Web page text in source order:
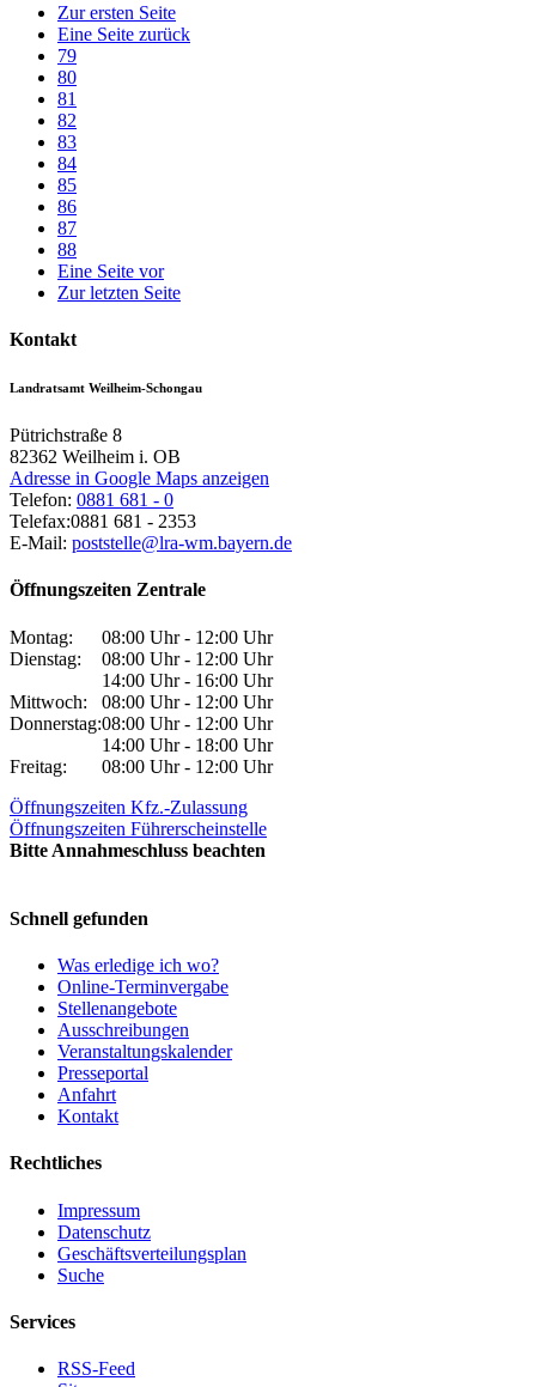
Zur ersten Seite
Eine Seite zurück
79
80
81
82
83
84
85
86
87
88
Eine Seite vor
Zur letzten Seite
Kontakt
Landratsamt Weilheim-Schongau
Pütrichstraße 8
82362 Weilheim i. OB
Adresse in Google Maps anzeigen
Telefon: 0881 681 - 0
Telefax:0881 681 - 2353
E-Mail: poststelle@lra-wm.bayern.de
Öffnungszeiten Zentrale
Montag:
08:00 Uhr - 12:00 Uhr
Dienstag:
08:00 Uhr - 12:00 Uhr
14:00 Uhr - 16:00 Uhr
Mittwoch:
08:00 Uhr - 12:00 Uhr
Donnerstag:08:00 Uhr - 12:00 Uhr
14:00 Uhr - 18:00 Uhr
Freitag:
08:00 Uhr - 12:00 Uhr
Öffnungszeiten Kfz.-Zulassung
Öffnungszeiten Führerscheinstelle
Bitte Annahmeschluss beachten
Schnell gefunden
Was erledige ich wo?
Online-Terminvergabe
Stellenangebote
Ausschreibungen
Veranstaltungskalender
Presseportal
Anfahrt
Kontakt
Rechtliches
Impressum
Datenschutz
Geschäftsverteilungsplan
Suche
Services
RSS-Feed